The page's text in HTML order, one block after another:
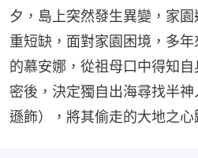
夕，島上突然發生異變，家
重短缺，面對家園困境，多
的慕安娜，從祖母口中得知
密後，決定獨自出海尋找半
遜飾），將其偷走的大地之心